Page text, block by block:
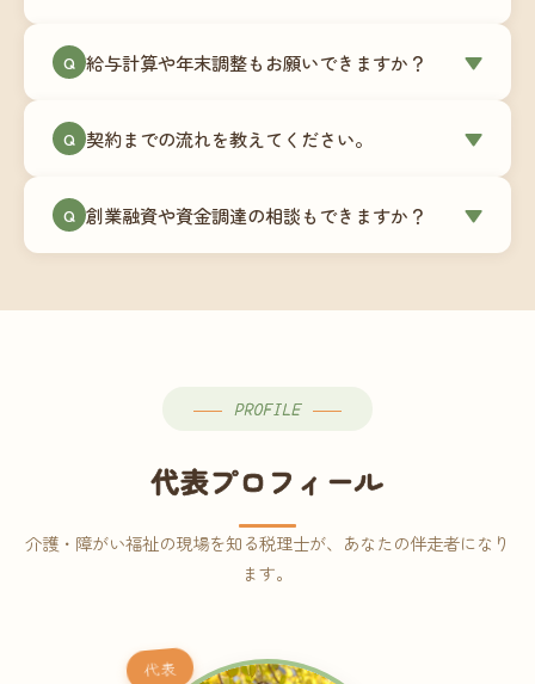
での変更も対応可能です。
供しています。これから会計ソフトを導入される
します。freee・弥生会計等をご利用中の場合は、
Q 給与計算や年末調整もお願いできますか？ ▼
怠集計あり／5名まで）は月額15,000円〜、年末調
す。人数が増える場合は別途お見積りします。
Q 契約までの流れを教えてください。 ▼
（30〜60分）でご事業内容・ご要望のヒアリング
→ ③お見積り・ご契約 → ④MFクラウドの初期設
談から契約まで費用は発生しませんので、お気軽
Q 創業融資や資金調達の相談もできますか？ ▼
PROFILE
代表プロフィール
介護・障がい福祉の現場を知る税理士が、あなたの伴走者になり
ます。
代表